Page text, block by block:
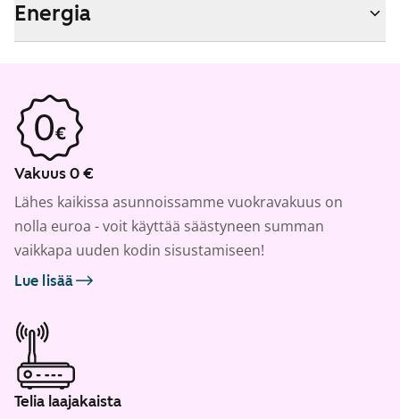
Energia
Vakuus 0 €
Lähes kaikissa asunnoissamme vuokravakuus on
nolla euroa - voit käyttää säästyneen summan
vaikkapa uuden kodin sisustamiseen!
Lue lisää
Telia laajakaista